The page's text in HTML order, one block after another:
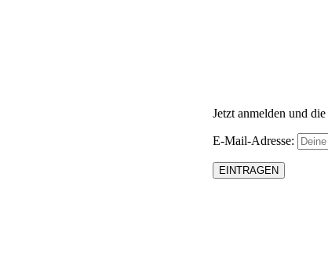
Jetzt anmelden und die
E-Mail-Adresse: